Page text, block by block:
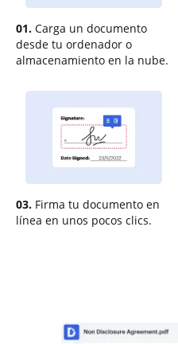
01. Carga un documento
desde tu ordenador o
almacenamiento en la nube.
03. Firma tu documento en
línea en unos pocos clics.